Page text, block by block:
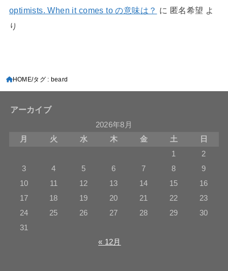
optimists. When it comes to の意味は？ に 匿名希望 よ
り
HOME タグ : beard
アーカイブ
2026年8月
月
火 水 木 金 土
日
1
2
3
4 5 6 7 8
9
10
11 12 13 14 15
16
17
18 19 20 21 22
23
24
25 26 27 28 29
30
31
« 12月